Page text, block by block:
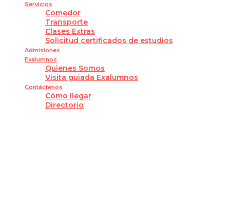
Servicios
Comedor
Transporte
Clases Extras
Solicitud certificados de estudios
Admisiones
Exalumnos
Quienes Somos
Visita guiada Exalumnos
Contáctenos
Cómo llegar
Directorio